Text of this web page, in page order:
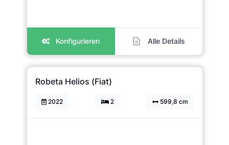
Konfigurieren Alle Details
Robeta Helios (Fiat)
2022 2 599,8 cm